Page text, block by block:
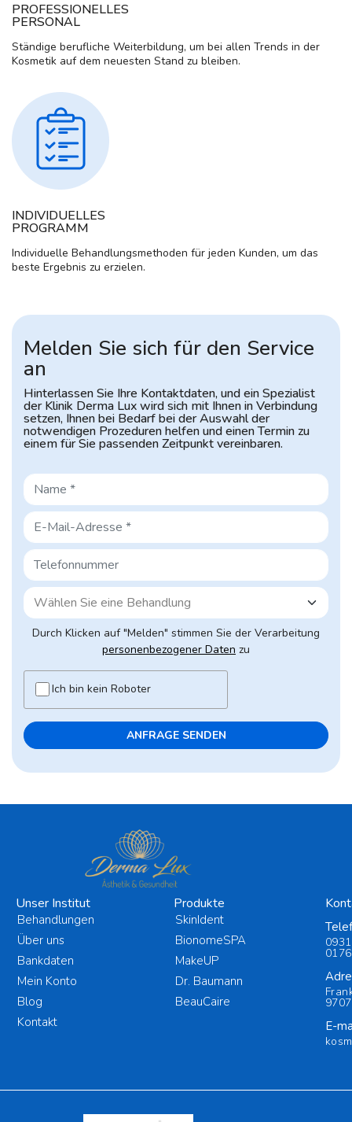
PROFESSIONELLES
PERSONAL
Ständige berufliche Weiterbildung, um bei allen Trends in der
Kosmetik auf dem neuesten Stand zu bleiben.
INDIVIDUELLES
PROGRAMM
Individuelle Behandlungsmethoden für jeden Kunden, um das
beste Ergebnis zu erzielen.
Melden Sie sich für den Service
an
Hinterlassen Sie Ihre Kontaktdaten, und ein Spezialist
der Klinik Derma Luxwird sich mit Ihnen in Verbindung
setzen, Ihnen bei Bedarf bei der Auswahlder
notwendigen Prozeduren helfen und einen Termin zu
einem für Sie passenden Zeitpunkt vereinbaren.
Durch Klicken auf "Melden" stimmen Sie der Verarbeitung
personenbezogener Daten zu
Ich bin kein Roboter
Unser Institut
Behandlungen
Über uns
Bankdaten
Mein Konto
Blog
Kontakt
Produkte
SkinIdent
BionomeSPA
MakeUP
Dr. Baumann
BeauCaire
E-